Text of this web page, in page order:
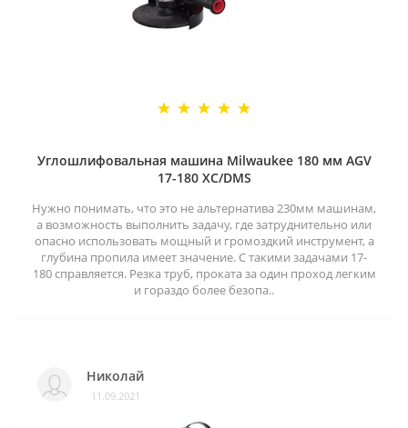
Углошлифовальная машина Milwaukee 180 мм AGV
17-180 XC/DMS
Нужно понимать, что это не альтернатива 230мм машинам,
а возможность выполнить задачу, где затруднительно или
опасно использовать мощный и громоздкий инструмент, а
глубина пропила имеет значение. С такими задачами 17-
180 справляется. Резка труб, проката за один проход легким
и гораздо более безопа..
Николай
11.09.2021